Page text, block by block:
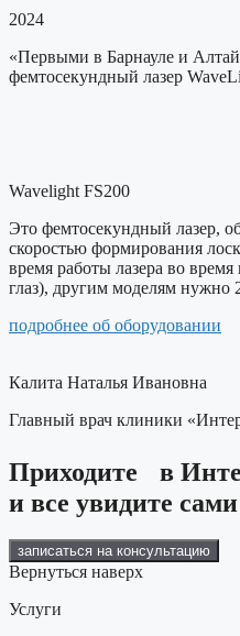
2024
«Первыми в Барнауле и
фемтосекундный лазер
Wavelight FS200
Это фемтосекундный лазер,
скоростью формирования
время работы лазера во
глаз), другим моделям нужно
подробнее об оборудовании
Калита Наталья Ивановна
Главный врач клиники
Приходите в
и все увидите сами
записаться на консультацию
Вернуться наверх
Услуги